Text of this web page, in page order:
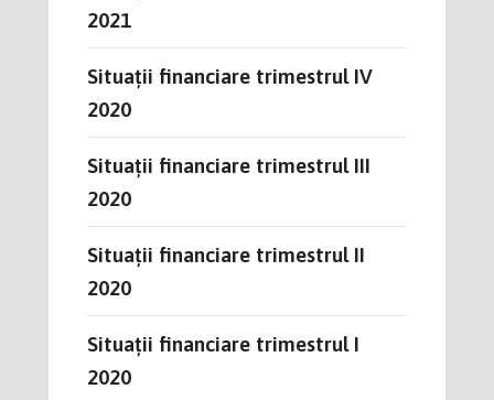
2021
Situații financiare trimestrul IV
2020
Situații financiare trimestrul III
2020
Situații financiare trimestrul II
2020
Situații financiare trimestrul I
2020